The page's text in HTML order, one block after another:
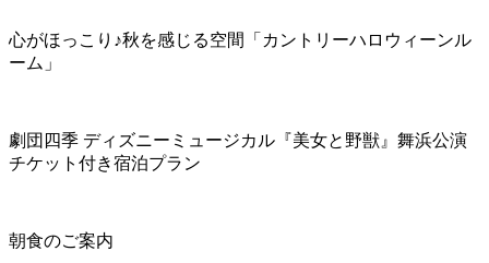
心がほっこり♪秋を感じる空間「カントリーハロウィーンル
ーム」
劇団四季 ディズニーミュージカル『美女と野獣』舞浜公演
チケット付き宿泊プラン
朝食のご案内